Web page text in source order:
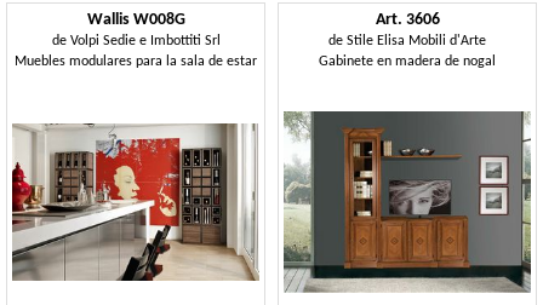
Wallis W008G
de Volpi Sedie e Imbottiti Srl
Muebles modulares para la sala de estar
Art. 3606
de Stile Elisa Mobili d'Arte
Gabinete en madera de nogal